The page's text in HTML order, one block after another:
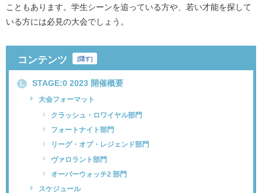
こともあります。学生シーンを追っている方や、若い才能を探して
いる方には必見の大会でしょう。
コンテンツ [隠す]
1. STAGE:0 2023 開催概要
大会フォーマット
クラッシュ・ロワイヤル部門
フォートナイト部門
リーグ・オブ・レジェンド部門
ヴァロラント部門
オーバーウォッチ2 部門
スケジュール